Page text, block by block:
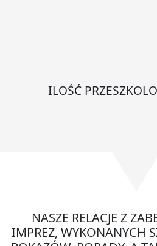
ILOŚĆ
NASZE RELACJE Z
IMPREZ, WYKONANYCH